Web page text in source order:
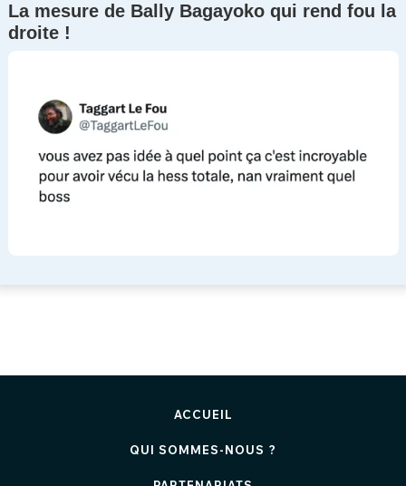
La mesure de Bally Bagayoko qui rend fou la
droite !
ACCUEIL
QUI SOMMES-NOUS ?